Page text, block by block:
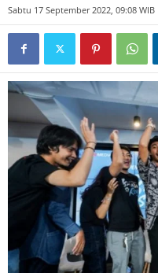
Sabtu 17 September 2022, 09:08 WIB